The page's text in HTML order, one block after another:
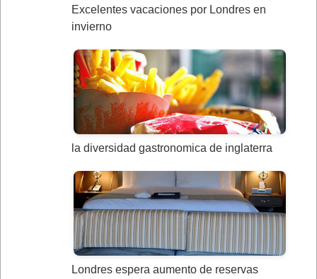
Excelentes vacaciones por Londres en
invierno
la diversidad gastronomica de inglaterra
Londres espera aumento de reservas